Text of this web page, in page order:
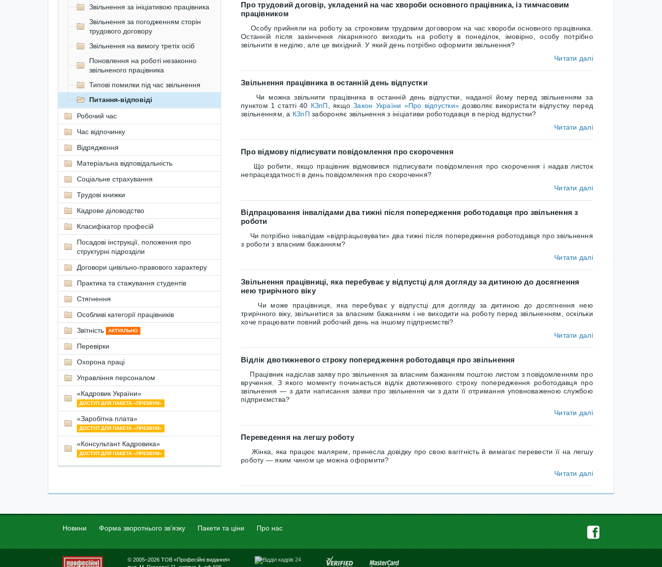
Про трудовий договір, укладений на час хвороби основного працівника, із тимчасовим
працівником
Особу прийняли на роботу за строковим трудовим договором на час хвороби основного працівника.
Останній після закінчення лікарняного виходить на роботу в понеділок, імовірно, особу потрібно
звільнити в неділю, але це вихідний. У який день потрібно оформити звільнення?
Читати далі
Звільнення працівника в останній день відпустки
Чи можна звільнити працівника в останній день відпустки, наданої йому перед звільненням за
пунктом 1 статті 40 КЗпП , якщоЗакон України «Про відпустки» дозволяє використати відпустку перед
звільненням, а КЗпПзабороняє звільнення з ініціативи роботодавця в період відпустки?
Читати далі
Про відмову підписувати повідомлення про скорочення
Що робити, якщо працівник відмовився підписувати повідомлення про скорочення і надав листок
непрацездатності в день повідомлення про скорочення?
Читати далі
Відпрацювання інвалідами два тижні після попередження роботодавця про звільнення з
роботи
Чи потрібно інвалідам «відпрацьовувати» два тижні після попередження роботодавця про звільнення
з роботи з власним бажанням?
Читати далі
Звільнення працівниці, яка перебуває у відпустці для догляду за дитиною до досягнення
нею трирічного віку
Чи може працівниця, яка перебуває у відпустці для догляду за дитиною до досягнення нею
трирічного віку, звільнитися за власним бажанням і не виходити на роботу перед звільненням, оскільки
хоче працювати повний робочий день на іншому підприємстві?
Читати далі
Відлік двотижневого строку попередження роботодавця про звільнення
Працівник надіслав заяву про звільнення за власним бажанням поштою листом з повідомленням про
вручення. З якого моменту починається відлік двотижневого строку попередження роботодавця про
звільнення — з дати написання заяви про звільнення чи з дати її отримання уповноваженою службою
підприємства?
Читати далі
Переведення на легшу роботу
Жінка, яка працює малярем, принесла довідку про свою вагітність й вимагає перевести її на легшу
роботу — яким чином це можна оформити?
Читати далі
Звільнення за ініціативою працівника
Звільнення за погодженням сторін
трудового договору
Звільнення на вимогу третіх осіб
Поновлення на роботі незаконно
звільненого працівника
Типові помилки під час звільнення
Питання-відповіді
Робочий час
Час відпочинку
Відрядження
Матеріальна відповідальність
Соціальне страхування
Трудові книжки
Кадрове діловодство
Класифікатор професій
Посадові інструкції, положення про
структурні підрозділи
Договори цивільно-правового характеру
Практика та стажування студентів
Стягнення
Особливі категорії працівників
Звітність
АКТУАЛЬНО
Перевірки
Охорона праці
Управління персоналом
«Кадровик України»
ДОСТУП ДЛЯ ПАКЕТА «ПРЕМІУМ»
«Заробітна плата»
ДОСТУП ДЛЯ ПАКЕТА «ПРЕМІУМ»
«Консультант Кадровика»
ДОСТУП ДЛЯ ПАКЕТА «ПРЕМІУМ»
Новини Форма зворотнього зв’язку Пакети та ціни Про нас
© 2005–2026 ТОВ «Професійні видання»